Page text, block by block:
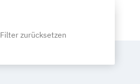
Filter zurücksetzen